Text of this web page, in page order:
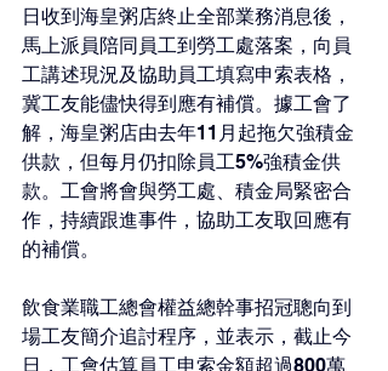
日收到海皇粥店終止全部業務消息後，
馬上派員陪同員工到勞工處落案，向員
工講述現況及協助員工填寫申索表格，
冀工友能儘快得到應有補償。據工會了
解，海皇粥店由去年11月起拖欠強積金
供款，但每月仍扣除員工5%強積金供
款。工會將會與勞工處、積金局緊密合
作，持續跟進事件，協助工友取回應有
的補償。
飲食業職工總會權益總幹事招冠聰向到
場工友簡介追討程序，並表示，截止今
日，工會估算員工申索金額超過800萬